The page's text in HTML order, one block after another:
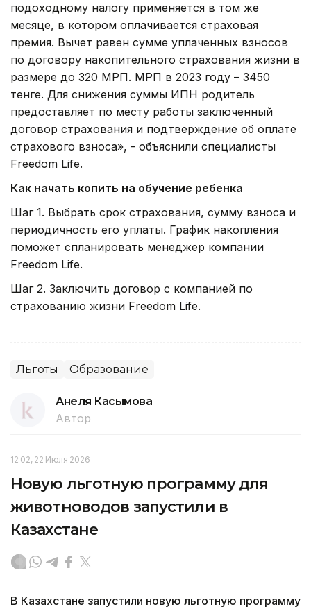
подоходному налогу применяется в том же
месяце, в котором оплачивается страховая
премия. Вычет равен сумме уплаченных взносов
по договору накопительного страхования жизни в
размере до 320 МРП. МРП в 2023 году – 3450
тенге. Для снижения суммы ИПН родитель
предоставляет по месту работы заключенный
договор страхования и подтверждение об оплате
страхового взноса», - объяснили специалисты
Freedom Life.
Как начать копить на обучение ребенка
Шаг 1. Выбрать срок страхования, сумму взноса и
периодичность его уплаты. График накопления
поможет спланировать менеджер компании
Freedom Life.
Шаг 2. Заключить договор с компанией по
страхованию жизни Freedom Life.
Льготы Образование
Анеля Касымова
Автор
12:02, 22 Июля 2026
Новую льготную программу для
животноводов запустили в
Казахстане
В Казахстане запустили новую льготную программу